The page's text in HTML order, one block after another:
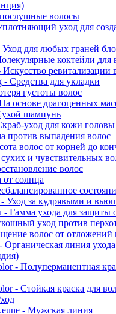
волосы
уход для
для любых граней
коктейли для
ревитализации
Средства для укладки
густоты волос
основе драгоценных
шампунь
уход для кожи
против выпадения волос
волос от корней до
и чувствительных
волос
солнца
Уход за кудрявыми и
- Гамма ухода для защиты
уход против
волос от отложений
Органическая линия ухода
- Полуперманентная
- Стойкая краска для
- Мужская линия